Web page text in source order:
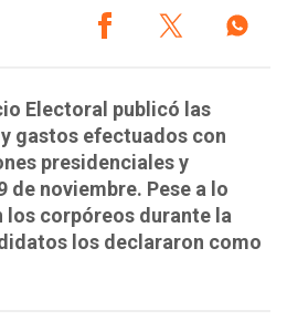
Electoral publicó las
gastos efectuados con
presidenciales y
de noviembre. Pese a lo
los corpóreos durante la
los declararon como